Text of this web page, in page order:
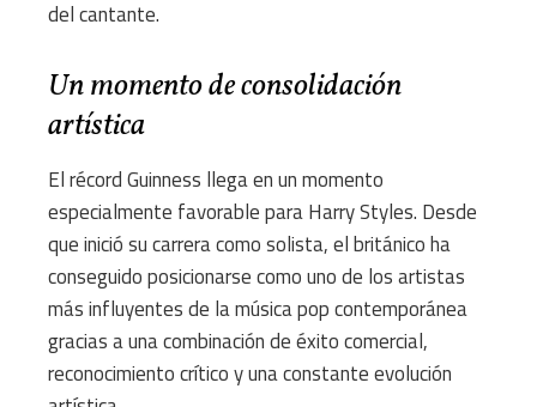
del cantante.
Un momento de consolidación
artística
El récord Guinness llega en un momento
especialmente favorable para Harry Styles. Desde
que inició su carrera como solista, el británico ha
conseguido posicionarse como uno de los artistas
más influyentes de la música pop contemporánea
gracias a una combinación de éxito comercial,
reconocimiento crítico y una constante evolución